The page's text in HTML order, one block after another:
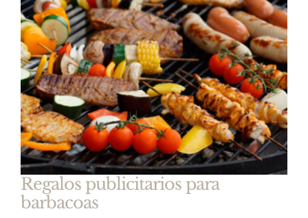
Regalos publicitarios para
barbacoas